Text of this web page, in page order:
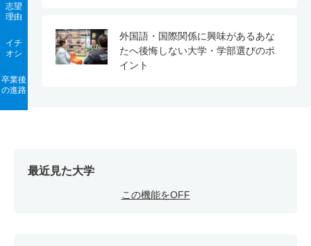
志望
理由
イチ
オシ
卒業後
の進路
外国語・国際関係に興味があるあな
たへ後悔しない大学・学部選びのポ
イント
最近見た大学
この機能をOFF